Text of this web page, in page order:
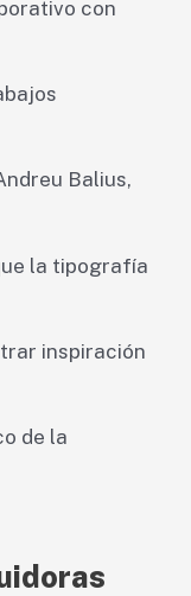
con
Balius,
la tipografía
inspiración
de la